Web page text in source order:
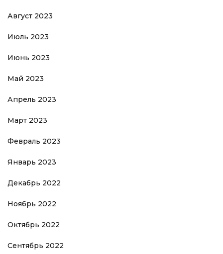
Август 2023
Июль 2023
Июнь 2023
Май 2023
Апрель 2023
Март 2023
Февраль 2023
Январь 2023
Декабрь 2022
Ноябрь 2022
Октябрь 2022
Сентябрь 2022